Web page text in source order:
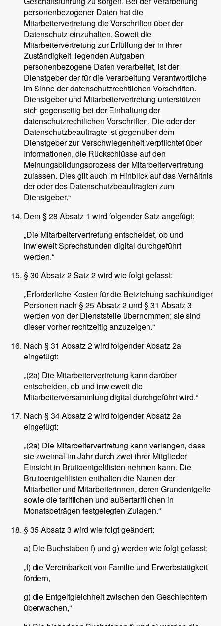
personenbezogener Daten hat die
Mitarbeitervertretung die Vorschriften über den
Datenschutz einzuhalten. Soweit die
Mitarbeitervertretung zur Erfüllung der in ihrer
Zuständigkeit liegenden Aufgaben
personenbezogene Daten verarbeitet, ist der
Dienstgeber der für die Verarbeitung Verantwortliche
im Sinne der datenschutzrechtlichen Vorschriften.
Dienstgeber und Mitarbeitervertretung unterstützen
sich gegenseitig bei der Einhaltung der
datenschutzrechtlichen Vorschriften. Die oder der
Datenschutzbeauftragte ist gegenüber dem
Dienstgeber zur Verschwiegenheit verpflichtet über
Informationen, die Rückschlüsse auf den
Meinungsbildungsprozess der Mitarbeitervertretung
zulassen. Dies gilt auch im Hinblick auf das Verhältnis
der oder des Datenschutzbeauftragten zum
Dienstgeber.“
Dem § 28 Absatz 1 wird folgender Satz angefügt:
„Die Mitarbeitervertretung entscheidet, ob und
inwieweit Sprechstunden digital durchgeführt
werden.“
§ 30 Absatz 2 Satz 2 wird wie folgt gefasst:
„Erforderliche Kosten für die Beiziehung sachkundiger
Personen nach § 25 Absatz 2 und § 31 Absatz 3
werden von der Dienststelle übernommen; sie sind
dieser vorher rechtzeitig anzuzeigen.“
Nach § 31 Absatz 2 wird folgender Absatz 2a
eingefügt:
„(2a) Die Mitarbeitervertretung kann darüber
entscheiden, ob und inwieweit die
Mitarbeiterversammlung digital durchgeführt wird.“
Nach § 34 Absatz 2 wird folgender Absatz 2a
eingefügt:
„(2a) Die Mitarbeitervertretung kann verlangen, dass
sie zweimal im Jahr durch zwei ihrer Mitglieder
Einsicht in Bruttoentgeltlisten nehmen kann. Die
Bruttoentgeltlisten enthalten die Namen der
Mitarbeiter und Mitarbeiterinnen, deren Grundentgelte
sowie die tariflichen und außertariflichen in
Monatsbeträgen festgelegten Zulagen.“
§ 35 Absatz 3 wird wie folgt geändert:
a) Die Buchstaben f) und g) werden wie folgt gefasst:
„f) die Vereinbarkeit von Familie und Erwerbstätigkeit
fördern,
g) die Entgeltgleichheit zwischen den Geschlechtern
überwachen,“